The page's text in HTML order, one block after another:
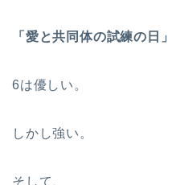
「愛と共同体の試練の日」
6は優しい。
しかし強い。
そして、